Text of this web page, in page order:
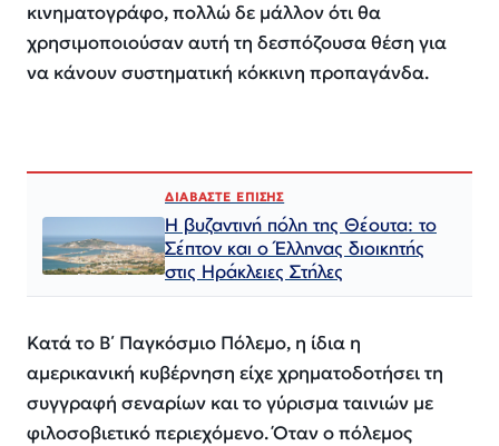
κινηματογράφο, πολλώ δε μάλλον ότι θα
χρησιμοποιούσαν αυτή τη δεσπόζουσα θέση για
να κάνουν συστηματική κόκκινη προπαγάνδα.
ΔΙΑΒΑΣΤΕ ΕΠΙΣΗΣ
Η βυζαντινή πόλη της Θέουτα: το
Σέπτον και ο Έλληνας διοικητής
στις Ηράκλειες Στήλες
Κατά το Β΄ Παγκόσμιο Πόλεμο, η ίδια η
αμερικανική κυβέρνηση είχε χρηματοδοτήσει τη
συγγραφή σεναρίων και το γύρισμα ταινιών με
φιλοσοβιετικό περιεχόμενο. Όταν ο πόλεμος